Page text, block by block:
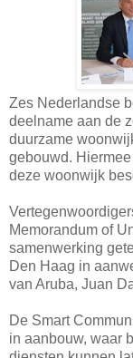
Zes Nederlandse
deelname aan de
duurzame
gebouwd.
deze woonwijk
Memorandum of
samenwerking
Den Haag in
van Aruba, Juan
De Smart
in aanbouw, waar